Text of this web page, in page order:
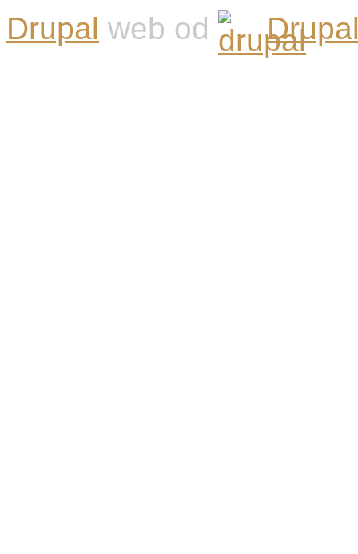
Drupal web od